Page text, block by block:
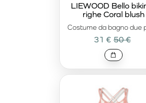
Costume da bagno due
LIEWOOD Bello
righe Coral blush
31 € 50 €